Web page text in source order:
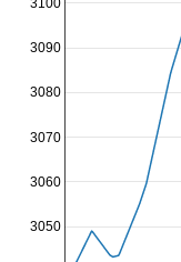
3050
3060
3070
3080
3090
3100